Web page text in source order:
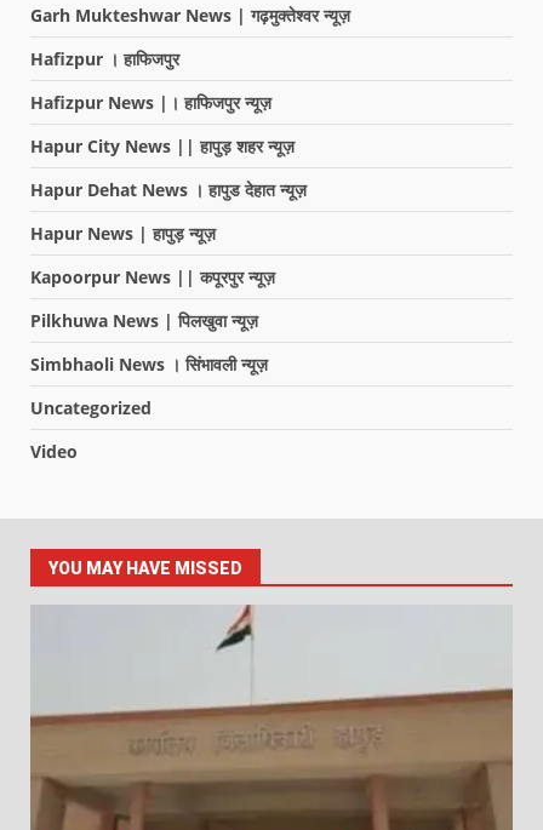
Garh Mukteshwar News | गढ़मुक्तेश्वर न्यूज़
Hafizpur । हाफिजपुर
Hafizpur News |। हाफिजपुर न्यूज़
Hapur City News || हापुड़ शहर न्यूज़
Hapur Dehat News । हापुड देहात न्यूज़
Hapur News | हापुड़ न्यूज़
Kapoorpur News || कपूरपुर न्यूज़
Pilkhuwa News | पिलखुवा न्यूज़
Simbhaoli News । सिंभावली न्यूज़
Uncategorized
Video
YOU MAY HAVE MISSED